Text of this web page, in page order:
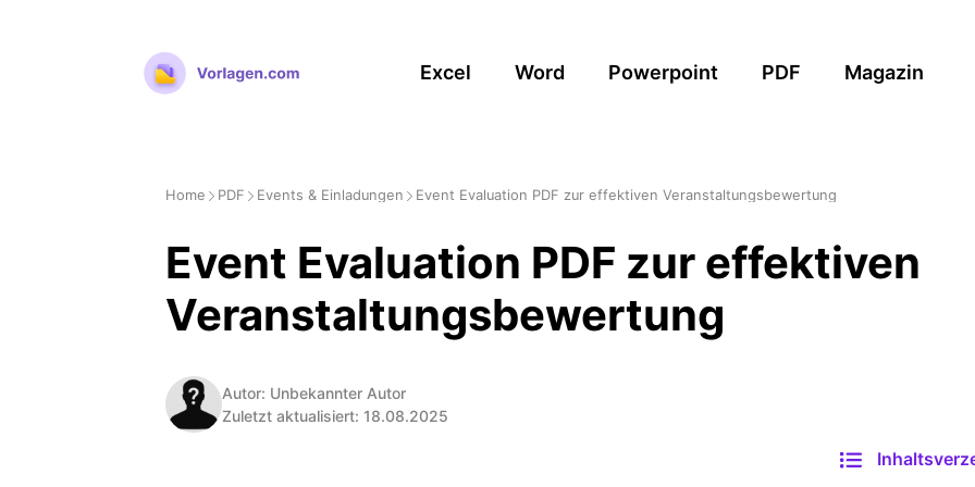
Excel Word Powerpoint PDF Magazin
Home PDF Events & Einladungen Event Evaluation PDF zur effektiven Veranstaltungsbewertung
Event Evaluation PDF zur effektiven
Veranstaltungsbewertung
Autor: Unbekannter Autor
Zuletzt aktualisiert: 18.08.2025